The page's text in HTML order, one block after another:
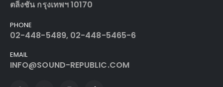
ตลิ่งชัน กรุงเทพฯ 10170
PHONE
02-448-5489, 02-448-5465-6
EMAIL
INFO@SOUND-REPUBLIC.COM